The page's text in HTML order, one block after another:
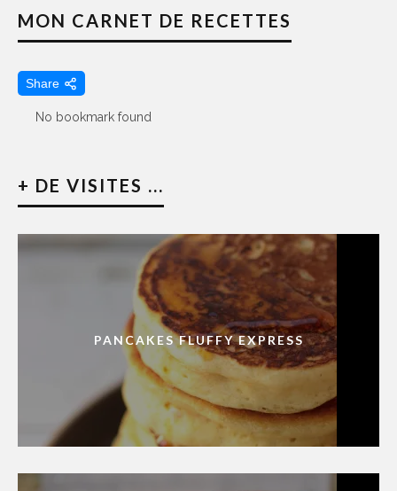
MON CARNET DE RECETTES
Share
No bookmark found
+ DE VISITES ...
PANCAKES FLUFFY EXPRESS